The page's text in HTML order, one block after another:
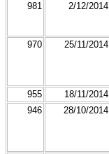
981 2/12/2014
970 25/11/2014
955 18/11/2014
946
28/10/2014